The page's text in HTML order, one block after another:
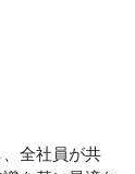
全社員が共